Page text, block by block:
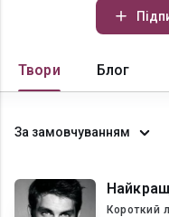
Твори Блог
За замовчуванням
Короткий